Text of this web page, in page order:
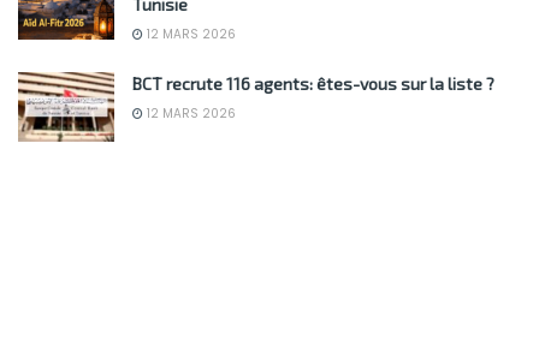
Tunisie
12 MARS 2026
BCT recrute 116 agents: êtes-vous sur la liste ?
12 MARS 2026